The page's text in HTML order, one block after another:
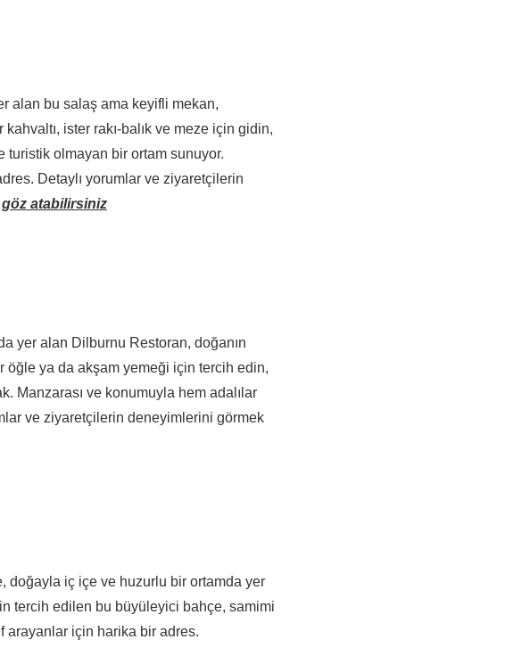
alan bu salaş ama keyifli mekan,
ister rakı-balık ve meze için gidin,
turistik olmayan bir ortam sunuyor.
Detaylı yorumlar ve ziyaretçilerin
atabilirsiniz
yer alan Dilburnu Restoran, doğanın
öğle ya da akşam yemeği için tercih edin,
Manzarası ve konumuyla hem adalılar
ve ziyaretçilerin deneyimlerini görmek
doğayla iç içe ve huzurlu bir ortamda yer
tercih edilen bu büyüleyici bahçe, samimi
arayanlar için harika bir adres.